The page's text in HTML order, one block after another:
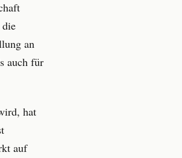
an
auch für
hat
auf